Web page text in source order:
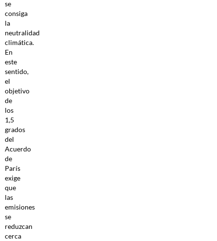
se
consiga
la
neutralidad
climática.
En
este
sentido,
el
objetivo
de
los
1,5
grados
del
Acuerdo
de
París
exige
que
las
emisiones
se
reduzcan
cerca